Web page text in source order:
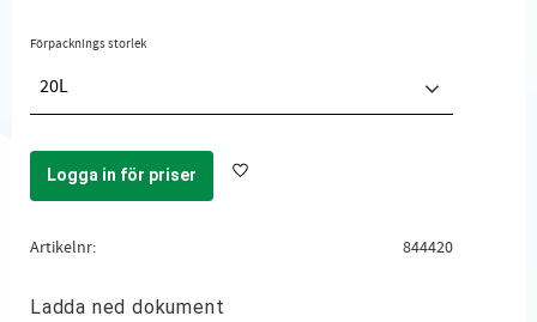
Förpacknings storlek
20L
Logga in för priser Lägg till i favoriter
Artikelnr 844420
Ladda ned dokument